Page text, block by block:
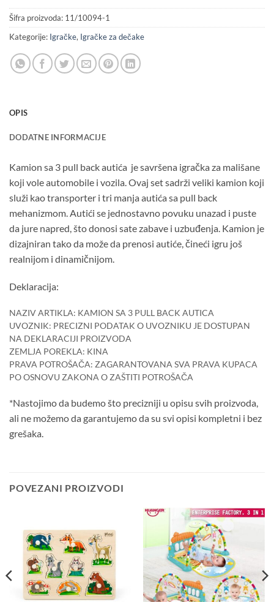
Šifra proizvoda: 11/10094-1
Kategorije: Igračke, Igračke za dečake
OPIS
DODATNE INFORMACIJE
Kamion sa 3 pull back autića je savršena igračka za mališane
koji vole automobile i vozila. Ovaj set sadrži veliki kamion koji
služi kao transporter i tri manja autića sa pull back
mehanizmom. Autići se jednostavno povuku unazad i puste
da jure napred, što donosi sate zabave i uzbuđenja. Kamion je
dizajniran tako da može da prenosi autiće, čineći igru još
realnijom i dinamičnijom.
Deklaracija:
NAZIV ARTIKLA: KAMION SA 3 PULL BACK AUTICA
UVOZNIK: PRECIZNI PODATAK O UVOZNIKU JE DOSTUPAN
NA DEKLARACIJI PROIZVODA
ZEMLJA POREKLA: KINA
PRAVA POTROŠAČA: ZAGARANTOVANA SVA PRAVA KUPACA
PO OSNOVU ZAKONA O ZAŠTITI POTROŠAČA
*Nastojimo da budemo što precizniji u opisu svih proizvoda,
ali ne možemo da garantujemo da su svi opisi kompletni i bez
grešaka.
POVEZANI PROIZVODI